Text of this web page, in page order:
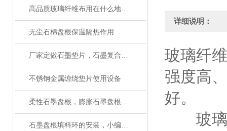
高品质玻璃纤维布用在什么地方合适
无尘石棉盘根保温隔热作用
厂家定做石墨垫片，石墨复合垫片规格齐全
不锈钢金属缠绕垫片使用设备
柔性石墨盘根，膨胀石墨盘根，石墨垫生产工艺
石墨盘根填料环的安装，小编告诉你该怎样做
详细说明：
玻璃纤
强度高
好。
玻璃